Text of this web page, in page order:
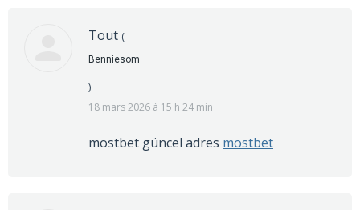
Tout (
Benniesom
)
18 mars 2026 à 15 h 24 min
mostbet güncel adres mostbet